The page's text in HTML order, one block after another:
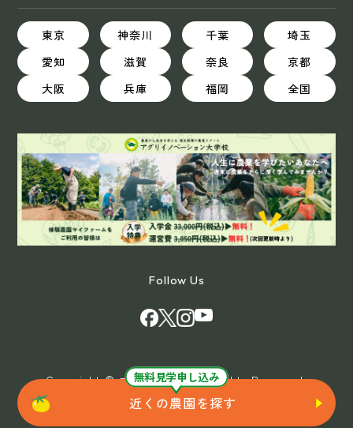
無料見学申し込み
近くの農園を探す
東京 神奈川 千葉
埼玉
愛知
滋賀 奈良
京都
大阪
兵庫 福岡 全国
Follow Us
Copyright © マイファーム All Rights Reserved.